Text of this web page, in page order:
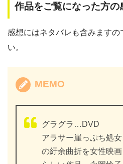
作品をご覧になった方の
感想にはネタバレも含みますの
い。
MEMO
グラグラ…DVD
アラサー崖っぷち処
の紆余曲折を女性映